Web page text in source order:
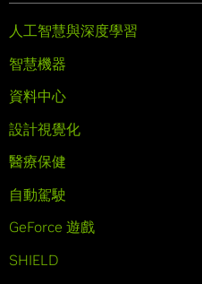
人工智慧與深度學習
智慧機器
資料中心
設計視覺化
醫療保健
自動駕駛
GeForce 遊戲
SHIELD